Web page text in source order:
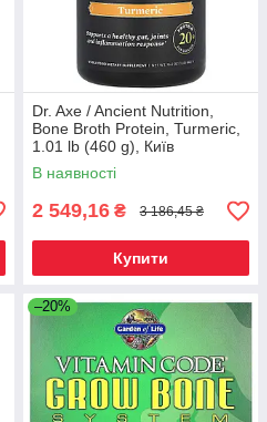
Dr. Axe / Ancient Nutrition,
Bone Broth Protein, Turmeric,
1.01 lb (460 g), Київ
В наявності
2 549,16 ₴ 3 186,45 ₴
Купити
–20%